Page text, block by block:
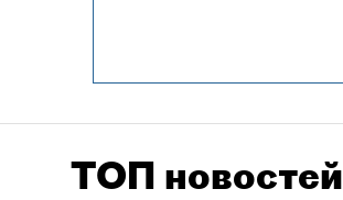
ТОП новостей